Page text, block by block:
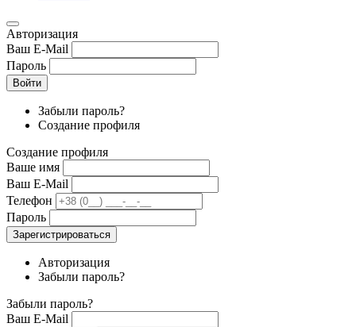
Авторизация
Ваш E-Mail
Пароль
Войти
Забыли пароль?
Создание профиля
Создание профиля
Ваше имя
Ваш E-Mail
Телефон
Пароль
Зарегистрироваться
Авторизация
Забыли пароль?
Забыли пароль?
Ваш E-Mail